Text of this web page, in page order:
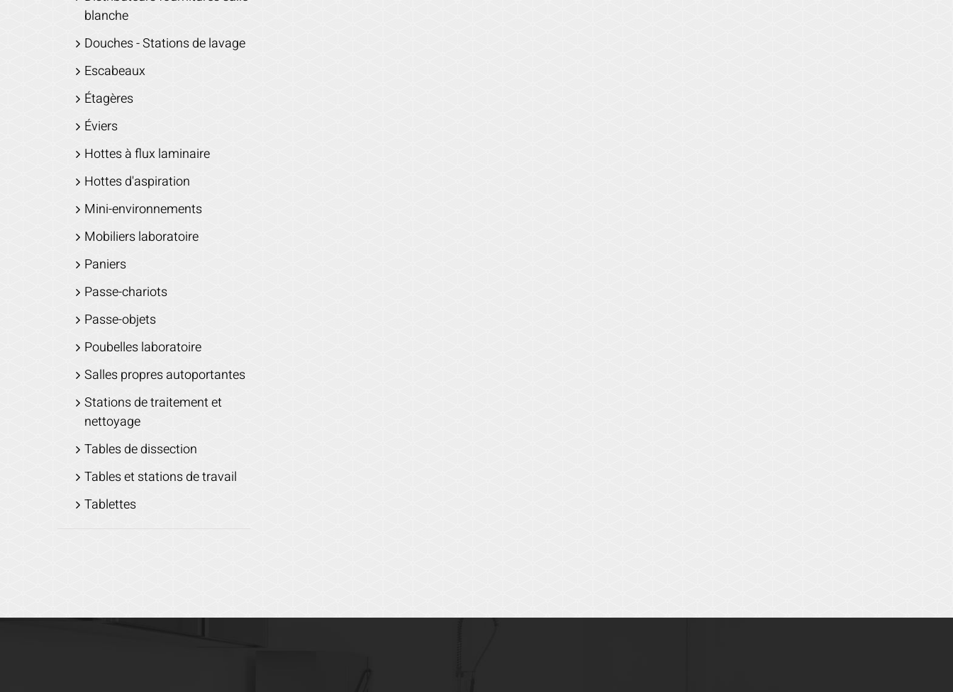
blanche
Douches - Stations de lavage
Escabeaux
Étagères
Éviers
Hottes à flux laminaire
Hottes d'aspiration
Mini-environnements
Mobiliers laboratoire
Paniers
Passe-chariots
Passe-objets
Poubelles laboratoire
Salles propres autoportantes
Stations de traitement et
nettoyage
Tables de dissection
Tables et stations de travail
Tablettes